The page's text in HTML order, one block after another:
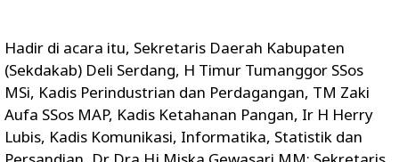
Hadir di acara itu, Sekretaris Daerah Kabupaten
(Sekdakab) Deli Serdang, H Timur Tumanggor SSos
MSi, Kadis Perindustrian dan Perdagangan, TM Zaki
Aufa SSos MAP, Kadis Ketahanan Pangan, Ir H Herry
Lubis, Kadis Komunikasi, Informatika, Statistik dan